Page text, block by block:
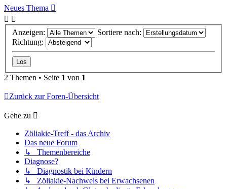
Neues Thema
Anzeigen:
Sortiere nach:
Richtung:
2 Themen • Seite 1 von 1
Zurück zur Foren-Übersicht
Gehe zu
Zöliakie-Treff - das Archiv
Das neue Forum
↳ Themenbereiche
Diagnose?
↳ Diagnostik bei Kindern
↳ Zöliakie-Nachweis bei Erwachsenen